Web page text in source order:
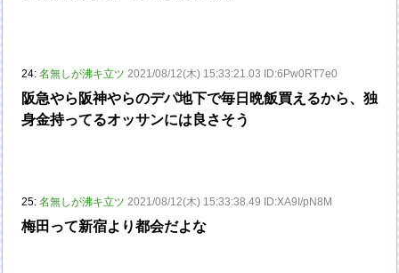
24:名無しが沸キ立ツ 2021/08/12(木) 15:33:21.03 ID:6Pw0RT7e0
阪急やら阪神やらのデパ地下で毎日晩飯買えるから、独
身金持ってるオッサンには良さそう
25:名無しが沸キ立ツ 2021/08/12(木) 15:33:38.49 ID:XA9I/pN8M
梅田って新宿より都会だよな